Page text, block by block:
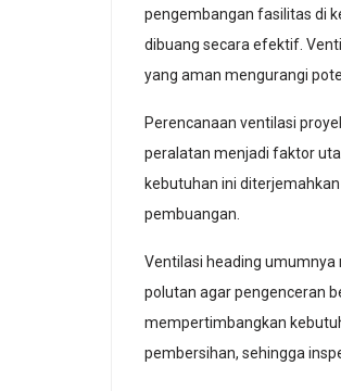
pengembangan fasilitas di
dibuang secara efektif.
yang aman mengurangi
Perencanaan ventilasi
peralatan menjadi faktor
kebutuhan ini
pembuangan.
Ventilasi heading umumnya
polutan agar pengenceran
mempertimbangkan
pembersihan, sehingga